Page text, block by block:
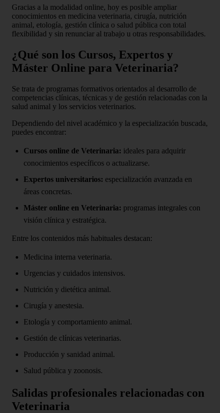
Gracias a la modalidad online, hoy es posible ampliar
conocimientos en medicina veterinaria, cirugía, nutrición
animal, etología, gestión clínica o salud pública con total
flexibilidad y sin renunciar al trabajo u otras responsabilidades.
¿Qué son los Cursos, Expertos y
Máster Online para Veterinaria?
Se trata de programas formativos orientados al desarrollo de
competencias clínicas, técnicas y de gestión relacionadas con la
salud animal y los servicios veterinarios.
Dependiendo del nivel académico y la especialización buscada,
puedes encontrar:
Cursos online de Veterinaria: ideales para adquirir
conocimientos específicos o actualizarse.
Expertos universitarios: especialización avanzada en
áreas concretas.
Máster online en Veterinaria: programas integrales con
visión clínica y estratégica.
Entre los contenidos más habituales destacan:
Medicina interna veterinaria.
Urgencias y cuidados intensivos.
Nutrición y dietética animal.
Cirugía y anestesia.
Etología y comportamiento animal.
Gestión de clínicas veterinarias.
Producción y sanidad animal.
Salud pública y zoonosis.
Salidas profesionales relacionadas con
Veterinaria